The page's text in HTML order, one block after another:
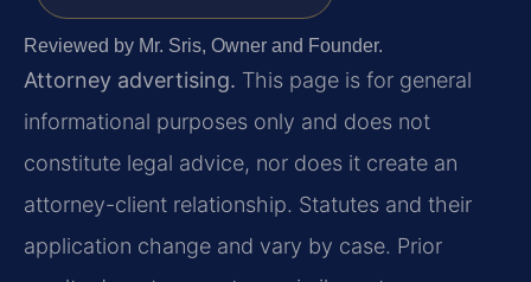
Reviewed by Mr. Sris, Owner and Founder.
Attorney advertising. This page is for general
informational purposes only and does not
constitute legal advice, nor does it create an
attorney-client relationship. Statutes and their
application change and vary by case. Prior